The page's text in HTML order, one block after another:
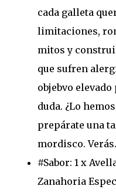
cada galleta
limitaciones,
mitos y
que sufren
objebvo
duda. ¿Lo
prepárate una
mordisco. Verás.
#Sabor: 1 x
Zanahoria